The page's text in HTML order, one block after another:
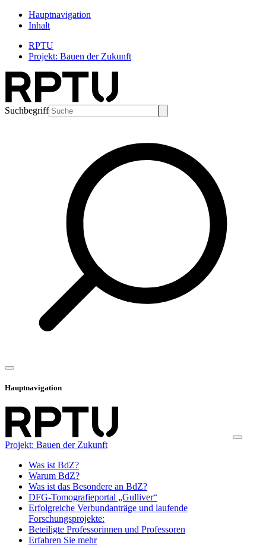
Hauptnavigation
Inhalt
RPTU
Projekt: Bauen der Zukunft
Suchbegriff
Hauptnavigation
Projekt: Bauen der Zukunft
Was ist BdZ?
Warum BdZ?
Was ist das Besondere an BdZ?
DFG-Tomografieportal „Gulliver“
Erfolgreiche Verbundanträge und laufende
Forschungsprojekte:
Beteiligte Professorinnen und Professoren
Erfahren Sie mehr